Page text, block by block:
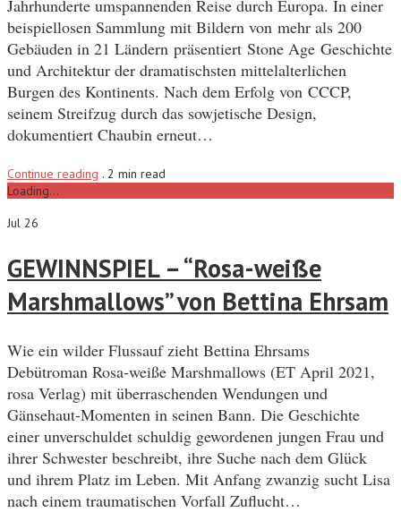
Jahrhunderte umspannenden Reise durch Europa. In einer
beispiellosen Sammlung mit Bildern von mehr als 200
Gebäuden in 21 Ländern präsentiert Stone Age Geschichte
und Architektur der dramatischsten mittelalterlichen
Burgen des Kontinents. Nach dem Erfolg von CCCP,
seinem Streifzug durch das sowjetische Design,
dokumentiert Chaubin erneut…
Continue reading . 2 min read
Loading...
Jul 26
GEWINNSPIEL – “Rosa-weiße
Marshmallows” von Bettina Ehrsam
Wie ein wilder Flussauf zieht Bettina Ehrsams
Debütroman Rosa-weiße Marshmallows (ET April 2021,
rosa Verlag) mit überraschenden Wendungen und
Gänsehaut-Momenten in seinen Bann. Die Geschichte
einer unverschuldet schuldig gewordenen jungen Frau und
ihrer Schwester beschreibt, ihre Suche nach dem Glück
und ihrem Platz im Leben. Mit Anfang zwanzig sucht Lisa
nach einem traumatischen Vorfall Zuflucht…